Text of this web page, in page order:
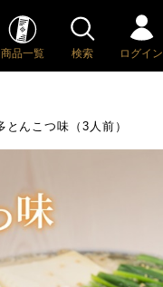
商品一覧 検索 ログイン
とんこつ味（3人前）